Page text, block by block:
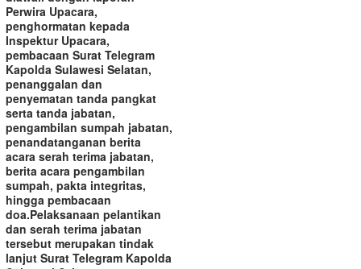
Perwira Upacara,
penghormatan kepada
Inspektur Upacara,
pembacaan Surat Telegram
Kapolda Sulawesi Selatan,
penanggalan dan
penyematan tanda pangkat
serta tanda jabatan,
pengambilan sumpah jabatan,
penandatanganan berita
acara serah terima jabatan,
berita acara pengambilan
sumpah, pakta integritas,
hingga pembacaan
doa.‎‎Pelaksanaan pelantikan
dan serah terima jabatan
tersebut merupakan tindak
lanjut Surat Telegram Kapolda